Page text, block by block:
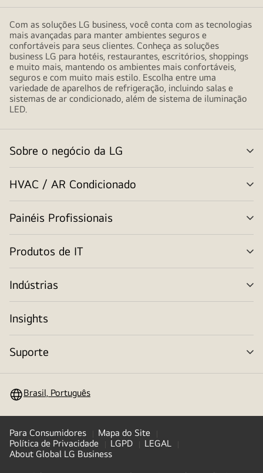
Com as soluções LG business, você conta com as tecnologias
mais avançadas para manter ambientes seguros e
confortáveis para seus clientes. Conheça as soluções
business LG para hotéis, restaurantes, escritórios, shoppings
e muito mais, mantendo os ambientes mais confortáveis,
seguros e com muito mais estilo. Escolha entre uma
variedade de aparelhos de refrigeração, incluindo salas e
sistemas de ar condicionado, além de sistema de iluminação
LED.
Sobre o negócio da LG
HVAC / AR Condicionado
Painéis Profissionais
Produtos de IT
Indústrias
Insights
Suporte
Brasil, Português
Para Consumidores
Mapa do Site
Política de Privacidade
LGPD
LEGAL
About Global LG Business